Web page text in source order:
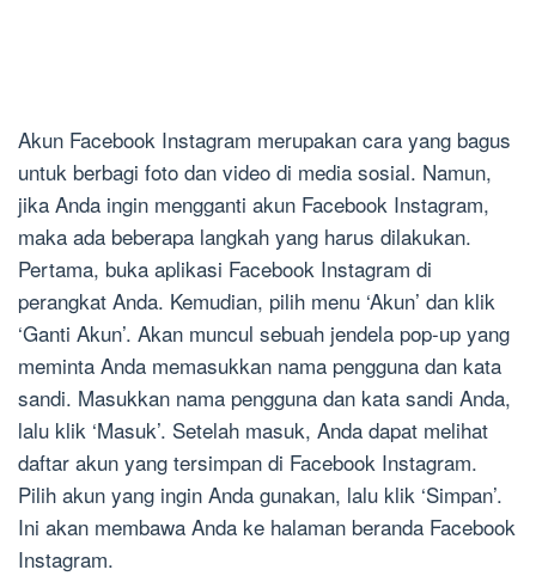
Akun Facebook Instagram merupakan cara yang bagus
untuk berbagi foto dan video di media sosial. Namun,
jika Anda ingin mengganti akun Facebook Instagram,
maka ada beberapa langkah yang harus dilakukan.
Pertama, buka aplikasi Facebook Instagram di
perangkat Anda. Kemudian, pilih menu ‘Akun’ dan klik
‘Ganti Akun’. Akan muncul sebuah jendela pop-up yang
meminta Anda memasukkan nama pengguna dan kata
sandi. Masukkan nama pengguna dan kata sandi Anda,
lalu klik ‘Masuk’. Setelah masuk, Anda dapat melihat
daftar akun yang tersimpan di Facebook Instagram.
Pilih akun yang ingin Anda gunakan, lalu klik ‘Simpan’.
Ini akan membawa Anda ke halaman beranda Facebook
Instagram.